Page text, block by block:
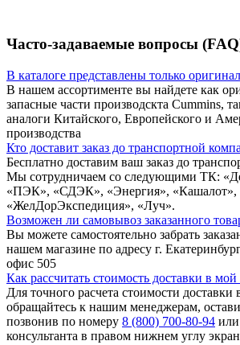
Часто-задаваемые вопросы
В каталоге представлены только
В нашем ассортименте вы найдете как
запасные части производскта Cummins,
аналоги Китайского, Европейского и
производства
Кто доставит заказ до транспортной
Бесплатно доставим ваш заказ до
Мы сотрудничаем со следующими ТК:
«ПЭК», «СДЭК», «Энергия», «Кашалот»,
«ЖелДорЭкспедиция», «Луч».
Возможен ли самовывоз заказанного
Вы можете самостоятельно забрать
нашем магазине по адресу г.
офис 505
Как рассчитать стоимость доставки в мой
Для точного расчета стоимости доставки
обращайтесь к нашим менеджерам,
позвонив по номеру 8 (800) 700-80-94
консультанта в правом нижнем углу